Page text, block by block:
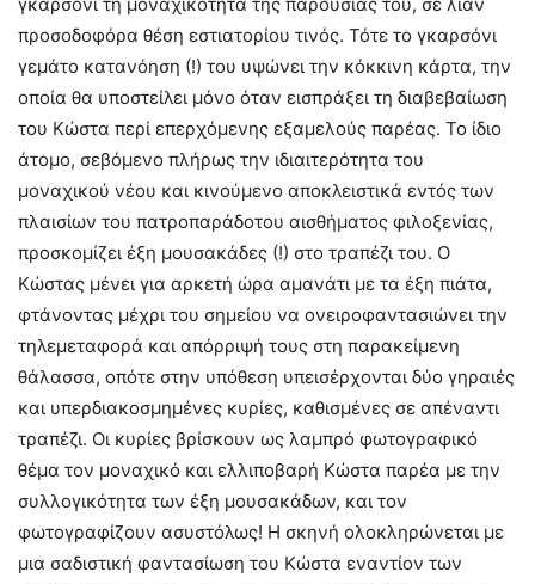
προσοδοφόρα θέση εστιατορίου τινός. Τότε το γκαρσόνι
γεμάτο κατανόηση (!) του υψώνει την κόκκινη κάρτα, την
οποία θα υποστείλει μόνο όταν εισπράξει τη διαβεβαίωση
του Κώστα περί επερχόμενης εξαμελούς παρέας. Το ίδιο
άτομο, σεβόμενο πλήρως την ιδιαιτερότητα του
μοναχικού νέου και κινούμενο αποκλειστικά εντός των
πλαισίων του πατροπαράδοτου αισθήματος φιλοξενίας,
προσκομίζει έξη μουσακάδες (!) στο τραπέζι του. Ο
Κώστας μένει για αρκετή ώρα αμανάτι με τα έξη πιάτα,
φτάνοντας μέχρι του σημείου να ονειροφαντασιώνει την
τηλεμεταφορά και απόρριψή τους στη παρακείμενη
θάλασσα, οπότε στην υπόθεση υπεισέρχονται δύο γηραιές
και υπερδιακοσμημένες κυρίες, καθισμένες σε απέναντι
τραπέζι. Οι κυρίες βρίσκουν ως λαμπρό φωτογραφικό
θέμα τον μοναχικό και ελλιποβαρή Κώστα παρέα με την
συλλογικότητα των έξη μουσακάδων, και τον
φωτογραφίζουν ασυστόλως! Η σκηνή ολοκληρώνεται με
μια σαδιστική φαντασίωση του Κώστα εναντίον των